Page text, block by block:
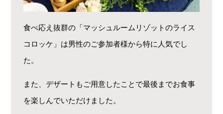
食べ応え抜群の「マッシュルームリゾットのライス
コロッケ」は男性のご参加者様から特に人気でし
た。
また、デザートもご用意したことで最後までお食事
を楽しんでいただけました。